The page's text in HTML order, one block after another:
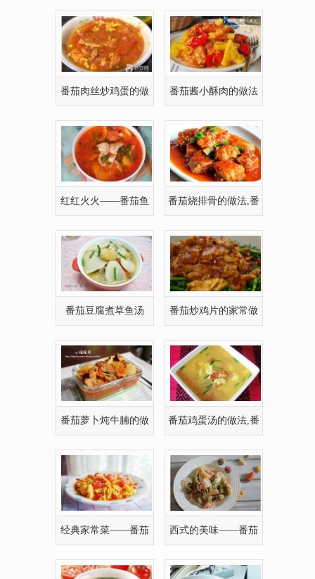
番茄肉丝炒鸡蛋的做 番茄酱小酥肉的做法
红红火火——番茄鱼 番茄烧排骨的做法,番
番茄豆腐煮草鱼汤 番茄炒鸡片的家常做
番茄萝卜炖牛腩的做 番茄鸡蛋汤的做法,番
经典家常菜——番茄 西式的美味——番茄